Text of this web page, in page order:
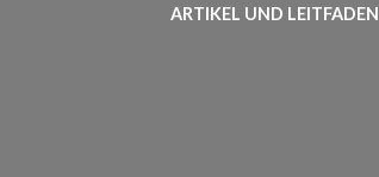
ARTIKEL UND LEITFADEN